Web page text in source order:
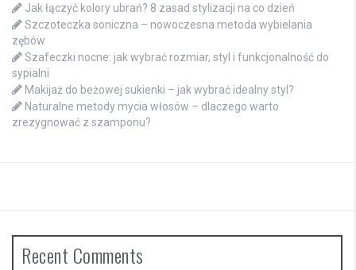
Jak łączyć kolory ubrań? 8 zasad stylizacji na co dzień
Szczoteczka soniczna – nowoczesna metoda wybielania
zębów
Szafeczki nocne: jak wybrać rozmiar, styl i funkcjonalność do
sypialni
Makijaż do beżowej sukienki – jak wybrać idealny styl?
Naturalne metody mycia włosów – dlaczego warto
zrezygnować z szamponu?
Recent Comments